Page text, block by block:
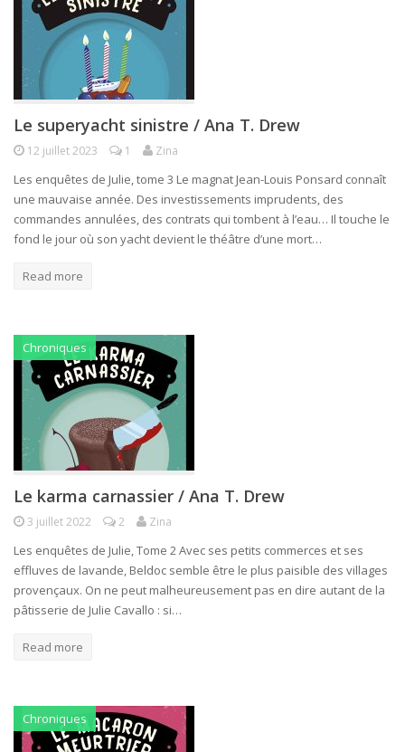
Le superyacht sinistre / Ana T. Drew
12 juillet 2023 1 Zina
Les enquêtes de Julie, tome 3 Le magnat Jean-Louis Ponsard connaît
une mauvaise année. Des investissements imprudents, des
commandes annulées, des contrats qui tombent à l’eau… Il touche le
fond le jour où son yacht devient le théâtre d’une mort…
Read more
Chroniques
Le karma carnassier / Ana T. Drew
3 juillet 2022 2 Zina
Les enquêtes de Julie, Tome 2 Avec ses petits commerces et ses
effluves de lavande, Beldoc semble être le plus paisible des villages
provençaux. On ne peut malheureusement pas en dire autant de la
pâtisserie de Julie Cavallo : si…
Read more
Chroniques